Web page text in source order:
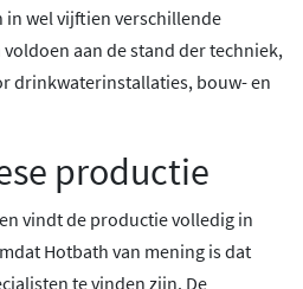
wel vijftien verschillende
aan de stand der techniek,
drinkwaterinstallaties, bouw- en
productie
vindt de productie volledig in
Hotbath van mening is dat
te vinden zijn. De